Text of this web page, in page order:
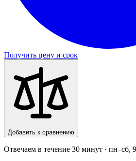
Получить цену и срок
Добавить к сравнению
Отвечаем в течение 30 минут · пн–сб,